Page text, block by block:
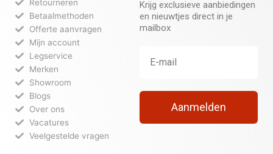
Retourneren
Betaalmethoden
Offerte aanvragen
Mijn account
Legservice
Merken
Showroom
Blogs
Over ons
Vacatures
Veelgestelde vragen
Krijg exclusieve aanbiedingen
en nieuwtjes direct in je
mailbox
Aanmelden